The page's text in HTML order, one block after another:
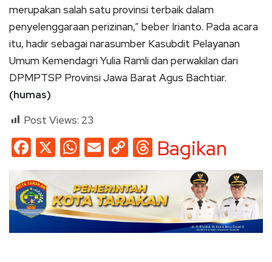
merupakan salah satu provinsi terbaik dalam
penyelenggaraan perizinan,” beber Irianto. Pada acara
itu, hadir sebagai narasumber Kasubdit Pelayanan
Umum Kemendagri Yulia Ramli dan perwakilan dari
DPMPTSP Provinsi Jawa Barat Agus Bachtiar.
(humas)
Post Views: 23
Facebook
X WhatsApp
EmailCopy
Link
Threads
Bagikan